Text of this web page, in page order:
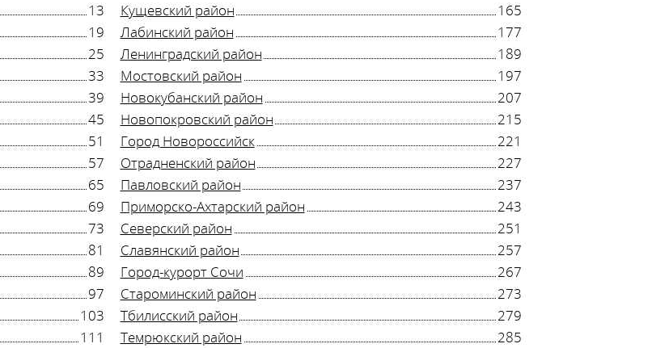
13
19
25
33
39
45
51
57
65
69
73
81
89
97
103
111
Кущевский район
165
Лабинский район
177
Ленинградский район
189
Мостовский район
197
Новокубанский район
207
Новопокровский район
215
Город Новороссийск
221
Отрадненский район
227
Павловский район
237
Приморско-Ахтарский район
243
Северский район
251
Славянский район
257
Город-курорт Сочи
267
Староминский район
273
Тбилисский район
279
Темрюкский район
285